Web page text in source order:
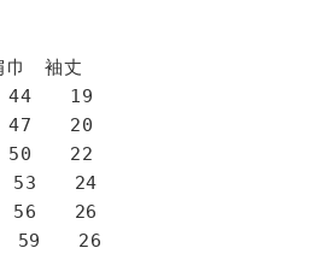
袖丈
19
20
22
24
26
59 26